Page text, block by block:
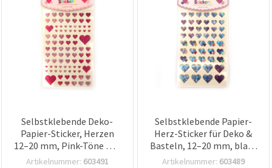
Selbstklebende Deko-
Papier-Sticker, Herzen
12–20 mm, Pink-Töne mit
Perl-Effekt, sortiert – 81
Artikelnummer: 603491
Selbstklebende Papier-
Herz-Sticker für Deko &
Basteln, 12–20 mm, blau-
grüner Farbmix mit
Artikelnummer: 603489